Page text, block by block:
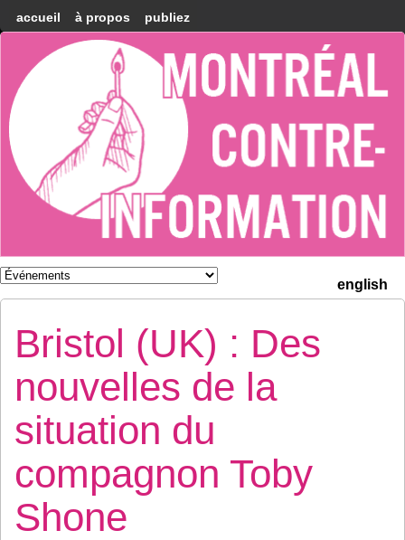
accueil à propos publiez
Montréal
Counter-
information
english
Bristol (UK) : Des
nouvelles de la
situation du
compagnon Toby
Shone